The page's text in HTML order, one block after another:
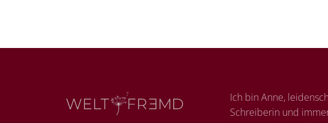
Ich bin Anne,
Schreiberin und